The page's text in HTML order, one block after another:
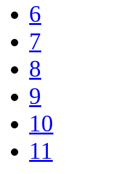
6
7
8
9
10
11